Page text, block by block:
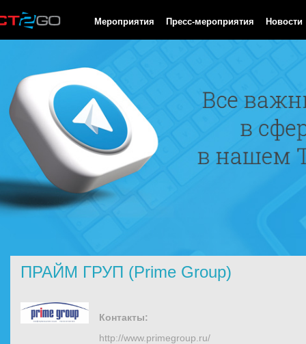
Мероприятия Пресс-мероприятия Новости
ПРАЙМ ГРУП (Prime Group)
Контакты:
http://www.primegroup.ru/